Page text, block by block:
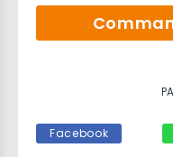
Facebook